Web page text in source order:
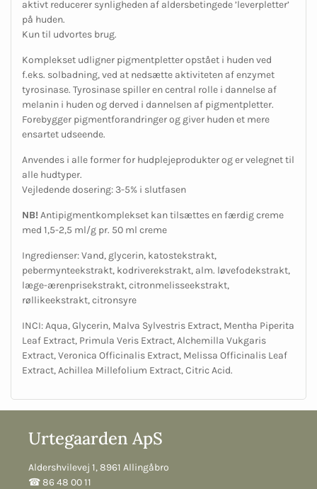
aktivt reducerer synligheden af aldersbetingede ’leverpletter’
på huden.
Kun til udvortes brug.
Komplekset udligner pigmentpletter opstået i huden ved
f.eks. solbadning, ved at nedsætte aktiviteten af enzymet
tyrosinase. Tyrosinase spiller en central rolle i dannelse af
melanin i huden og derved i dannelsen af pigmentpletter.
Forebygger pigmentforandringer og giver huden et mere
ensartet udseende.
Anvendes i alle former for hudplejeprodukter og er velegnet til
alle hudtyper.
Vejledende dosering: 3-5% i slutfasen
NB! Antipigmentkomplekset kan tilsættes en færdig creme
med 1,5-2,5 ml/g pr. 50 ml creme
Ingredienser: Vand, glycerin, katostekstrakt,
pebermynteekstrakt, kodriverekstrakt, alm. løvefodekstrakt,
læge-ærenprisekstrakt, citronmelisseekstrakt,
røllikeekstrakt, citronsyre
INCI: Aqua, Glycerin, Malva Sylvestris Extract, Mentha Piperita
Leaf Extract, Primula Veris Extract, Alchemilla Vukgaris
Extract, Veronica Officinalis Extract, Melissa Officinalis Leaf
Extract, Achillea Millefolium Extract, Citric Acid.
Urtegaarden ApS
Aldershvilevej 1, 8961 Allingåbro
☎︎ 86 48 00 11